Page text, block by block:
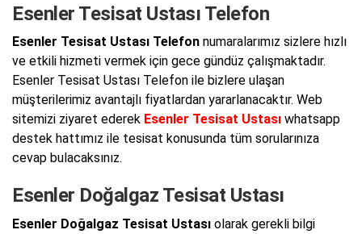
Esenler Tesisat Ustası Telefon
Esenler Tesisat Ustası Telefon numaralarımız sizlere hızlı
ve etkili hizmeti vermek için gece gündüz çalışmaktadır.
Esenler Tesisat Ustası Telefon ile bizlere ulaşan
müşterilerimiz avantajlı fiyatlardan yararlanacaktır. Web
sitemizi ziyaret ederek Esenler Tesisat Ustası whatsapp
destek hattımız ile tesisat konusunda tüm sorularınıza
cevap bulacaksınız.
Esenler Doğalgaz Tesisat Ustası
Esenler Doğalgaz Tesisat Ustası olarak gerekli bilgi